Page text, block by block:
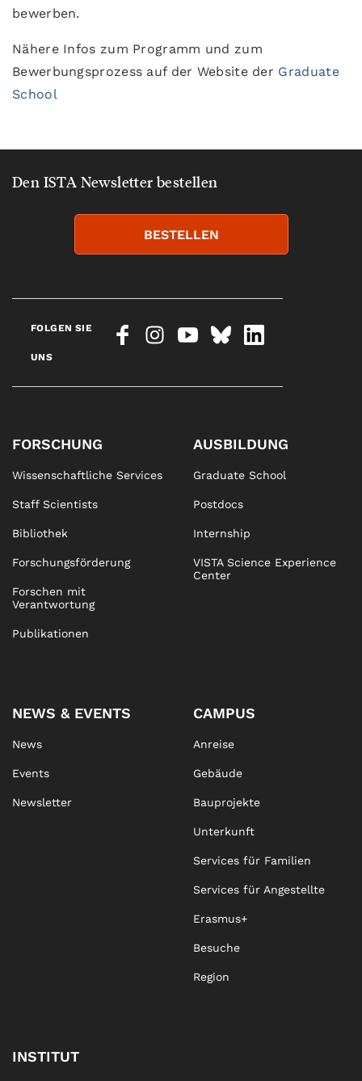
bewerben.
Nähere Infos zum Programm und zum
Bewerbungsprozess auf der Website der Graduate
School
Den ISTA Newsletter bestellen
BESTELLEN
FOLGEN SIE
UNS
FORSCHUNG
Wissenschaftliche Services
Staff Scientists
Bibliothek
Forschungsförderung
Forschen mit
Verantwortung
Publikationen
AUSBILDUNG
Graduate School
Postdocs
Internship
VISTA Science Experience
Center
NEWS & EVENTS
News
Events
Newsletter
CAMPUS
Anreise
Gebäude
Bauprojekte
Unterkunft
Services für Familien
Services für Angestellte
Erasmus+
Besuche
Region
INSTITUT